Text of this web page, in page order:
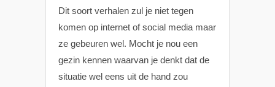
Dit soort verhalen zul je niet tegen
komen op internet of social media maar
ze gebeuren wel. Mocht je nou een
gezin kennen waarvan je denkt dat de
situatie wel eens uit de hand zou